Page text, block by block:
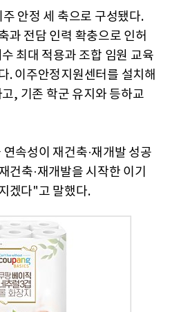
안정 세 축으로 구성됐다.
과 전담 인력 확충으로 인허
최대 적용과 조합 임원 교육
. 이주안정지원센터를 설치해
, 기존 학군 유지와 등하교
속성이 재건축·재개발 성공
축·재개발을 시작한 이기
겠다"고 말했다.